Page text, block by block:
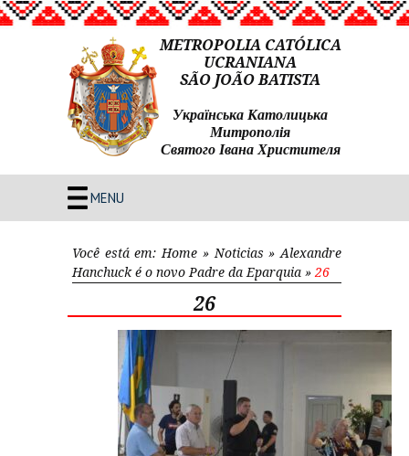
METROPOLIA CATÓLICA
UCRANIANA
SÃO JOÃO BATISTA
Українська Католицька
Митрополія
Святого Івана Христителя
MENU
Você está em: Home » Noticias »Alexandre
Hanchuck é o novo Padre da Eparquia » 26
26